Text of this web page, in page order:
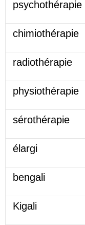
psychothérapie
chimiothérapie
radiothérapie
physiothérapie
sérothérapie
élargi
bengali
Kigali